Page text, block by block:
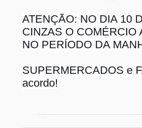
ATENÇÃO: NO DIA 10
CINZAS O COMÉRCIO
NO PERÍODO DA
SUPERMERCADOS e
acordo!